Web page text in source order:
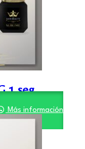
1 seg
Más información